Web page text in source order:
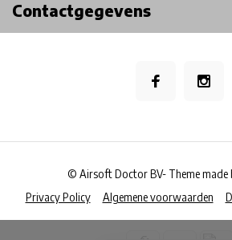
Contactgegevens
Privacy Policy Algemene voorwaarden
© Airsoft Doctor BV- Theme made